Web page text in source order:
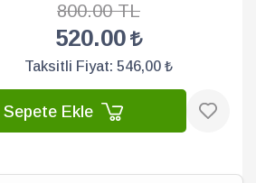
800.00 TL
520.00
Taksitli Fiyat: 546,00 ₺
Sepete Ekle